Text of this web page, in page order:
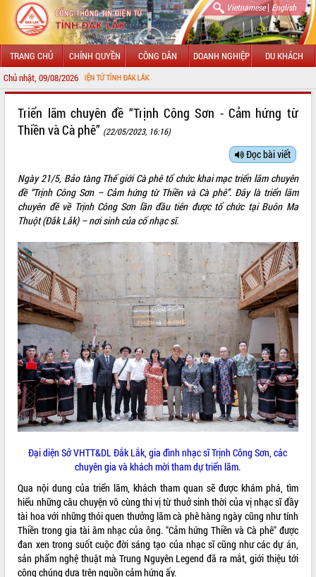
Vietnamese| English
TRANG CHỦ CHÍNH QUYỀN CÔNG DÂN DOANH NGHIỆP DU KHÁCH
Chủ nhật, 09/08/2026
TIN ĐIỆN TỬ TỈNH ĐẮK LẮK
LÃNH ĐẠO UBND TỈNH
SỞ, BAN, NGÀNH
UBND CÁC XÃ, PHƯỜNG
THÔNG TIN CHỈ ĐẠO ĐIỀU HÀNH
HỆ THỐNG VĂN BẢN
VĂN BẢN HĐND TỈNH
ĐIỂM TIN VĂN BẢN
QUY HOẠCH - KẾ HOẠCH
Triển lãm chuyên đề “Trịnh Công Sơn - Cảm hứng từ
Thiền và Cà phê” (22/05/2023, 16:16)
Đọc bài viết
Ngày 21/5, Bảo tàng Thế giới Cà phê tổ chức khai mạc triển lãm chuyên
đề “Trịnh Công Sơn – Cảm hứng từ Thiền và Cà phê”. Đây là triển lãm
chuyên đề về Trịnh Công Sơn lần đầu tiên được tổ chức tại Buôn Ma
Thuột (Đắk Lắk) – nơi sinh của cố nhạc sĩ.
Đại diện Sở VHTT&DL Đắk Lắk, gia đình nhạc sĩ Trịnh Công Sơn, các
chuyên gia và khách mời tham dự triển lãm.
Qua nội dung của triển lãm, khách tham quan sẽ được khám phá, tìm
hiểu những câu chuyện vô cùng thi vị từ thuở sinh thời của vị nhạc sĩ đầy
tài hoa với những thói quen thưởng lãm cà phê hàng ngày cũng như tính
Thiền trong gia tài âm nhạc của ông. "Cảm hứng Thiền và Cà phê" được
đan xen trong suốt cuộc đời sáng tạo của nhạc sĩ cũng như các dự án,
sản phẩm nghệ thuật mà Trung Nguyên Legend đã ra mắt, giới thiệu tới
công chúng dựa trên nguồn cảm hứng ấy.